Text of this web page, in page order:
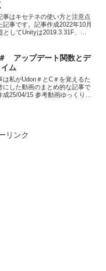
事はキセテネの使い方と注意点
記事です。記事作成2022年10月
としてUnityは2019.3.31F、
ご注意ください。キ...
アップデート関数とデ
ム
は私がUdon＃とC＃を覚えるた
にした動画のまとめ的な記事で
成25/04/15 参考動画ゆっくりと
リンク